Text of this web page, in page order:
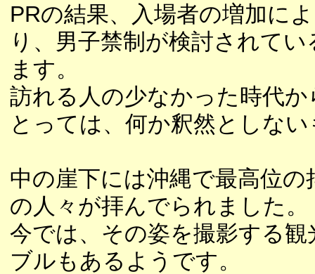
PRの結果、入場者の増加に
り、男子禁制が検討されて
ます。
訪れる人の少なかった時代
とっては、何か釈然としな
中の崖下には沖縄で最高位の
の人々が拝んでられました。
今では、その姿を撮影する
ブルもあるようです。